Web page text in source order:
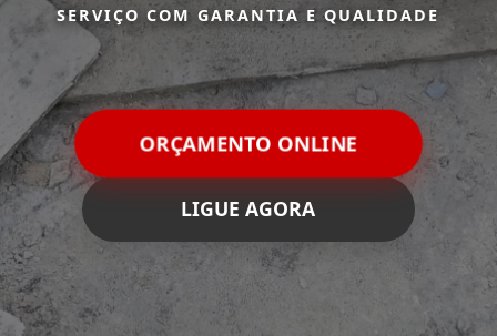
SERVIÇO COM GARANTIA E QUALIDADE
ORÇAMENTO ONLINE
LIGUE AGORA